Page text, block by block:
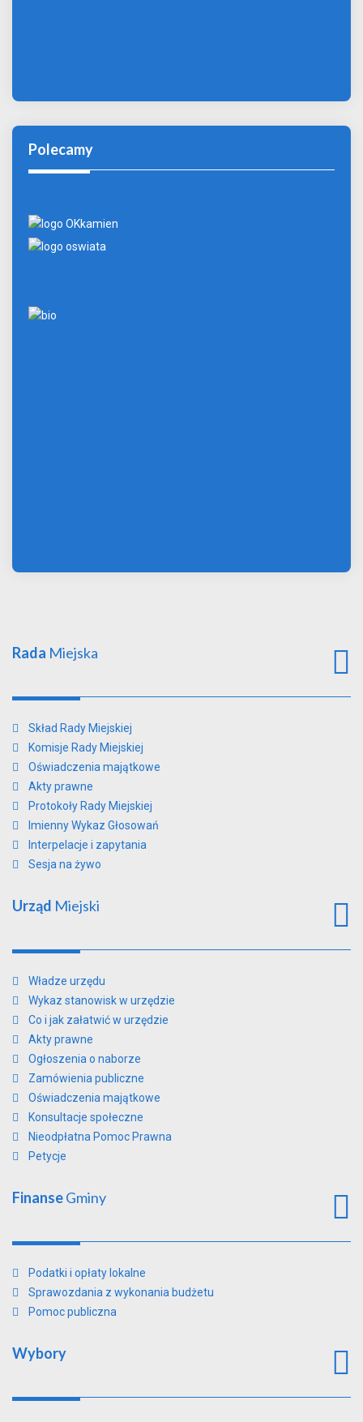
Polecamy
Rada Miejska
Skład Rady Miejskiej
Komisje Rady Miejskiej
Oświadczenia majątkowe
Akty prawne
Protokoły Rady Miejskiej
Imienny Wykaz Głosowań
Interpelacje i zapytania
Sesja na żywo
Urząd Miejski
Władze urzędu
Wykaz stanowisk w urzędzie
Co i jak załatwić w urzędzie
Akty prawne
Ogłoszenia o naborze
Zamówienia publiczne
Oświadczenia majątkowe
Konsultacje społeczne
Nieodpłatna Pomoc Prawna
Petycje
FinanseGminy
Podatki i opłaty lokalne
Sprawozdania z wykonania budżetu
Pomoc publiczna
Wybory